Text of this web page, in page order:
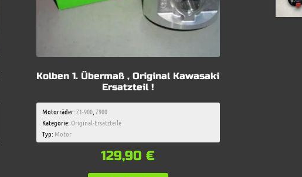
Kolben 1. Übermaß , Original Kawasaki
Ersatzteil !
Motorräder:Z1-900 ,Z900
Kategorie:Original-Ersatzteile
Typ: Motor
129,90€